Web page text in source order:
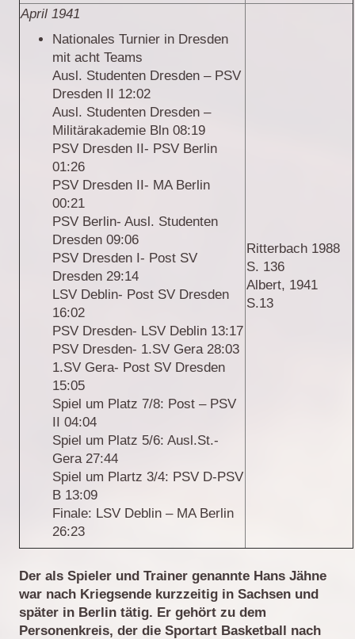
April 1941
Nationales Turnier in Dresden
mit acht Teams
Ausl. Studenten Dresden – PSV
Dresden II 12:02
Ausl. Studenten Dresden –
Militärakademie Bln 08:19
PSV Dresden II- PSV Berlin
01:26
PSV Dresden II- MA Berlin
00:21
PSV Berlin- Ausl. Studenten
Dresden 09:06
PSV Dresden I- Post SV
Dresden 29:14
LSV Deblin- Post SV Dresden
16:02
PSV Dresden- LSV Deblin 13:17
PSV Dresden- 1.SV Gera 28:03
1.SV Gera- Post SV Dresden
15:05
Spiel um Platz 7/8: Post – PSV
II 04:04
Spiel um Platz 5/6: Ausl.St.-
Gera 27:44
Spiel um Plartz 3/4: PSV D-PSV
B 13:09
Finale: LSV Deblin – MA Berlin
26:23
Ritterbach 1988
S. 136
Albert, 1941
S.13
Der als Spieler und Trainer genannte Hans Jähne
war nach Kriegsende kurzzeitig in Sachsen und
später in Berlin tätig. Er gehört zu dem
Personenkreis, der die Sportart Basketball nach